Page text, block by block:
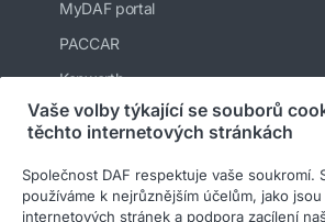
MyDAF portal
PACCAR
Kenworth
Peterbilt
Leyland Trucks Ltd
Vaše volby týkající se souborů
těchto internetových stránkách
Společnost DAF respektuje vaše soukromí.
používáme k nejrůznějším účelům, jako
internetových stránek a podpora zacílení